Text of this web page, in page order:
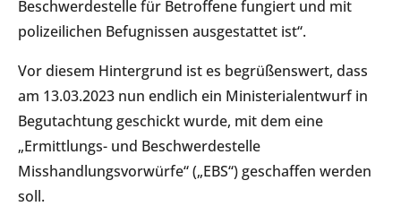
Beschwerdestelle für Betroffene fungiert und mit
polizeilichen Befugnissen ausgestattet ist“.
Vor diesem Hintergrund ist es begrüßenswert, dass
am 13.03.2023 nun endlich ein Ministerialentwurf in
Begutachtung geschickt wurde, mit dem eine
„Ermittlungs- und Beschwerdestelle
Misshandlungsvorwürfe“ („EBS“) geschaffen werden
soll.